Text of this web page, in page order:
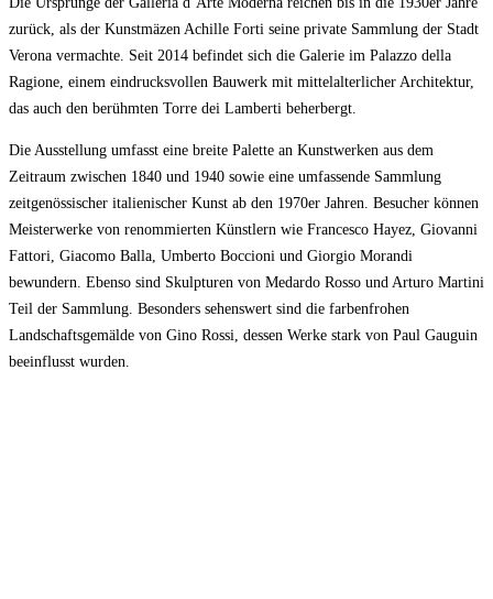
zurück, als der Kunstmäzen Achille Forti seine private Sammlung der Stadt
Verona vermachte. Seit 2014 befindet sich die Galerie im Palazzo della
Ragione, einem eindrucksvollen Bauwerk mit mittelalterlicher Architektur,
das auch den berühmten Torre dei Lamberti beherbergt.
Die Ausstellung umfasst eine breite Palette an Kunstwerken aus dem
Zeitraum zwischen 1840 und 1940 sowie eine umfassende Sammlung
zeitgenössischer italienischer Kunst ab den 1970er Jahren. Besucher können
Meisterwerke von renommierten Künstlern wie Francesco Hayez, Giovanni
Fattori, Giacomo Balla, Umberto Boccioni und Giorgio Morandi
bewundern. Ebenso sind Skulpturen von Medardo Rosso und Arturo Martini
Teil der Sammlung. Besonders sehenswert sind die farbenfrohen
Landschaftsgemälde von Gino Rossi, dessen Werke stark von Paul Gauguin
beeinflusst wurden.